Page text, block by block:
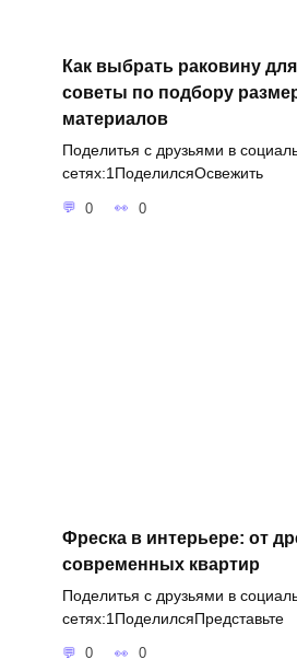
Как выбрать раковину
советы по подбору
материалов
Поделитья с друзьями в
сетях:1ПоделилсяОсвежить
0 0
Фреска в интерьере: от
современных квартир
Поделитья с друзьями в
сетях:1ПоделилсяПредставьте
0 0